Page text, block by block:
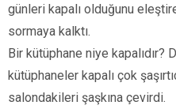
günleri kapalı olduğunu
sormaya kalktı.
Bir kütüphane niye kapalıdır?
kütüphaneler kapalı çok
salondakileri şaşkına çevirdi.